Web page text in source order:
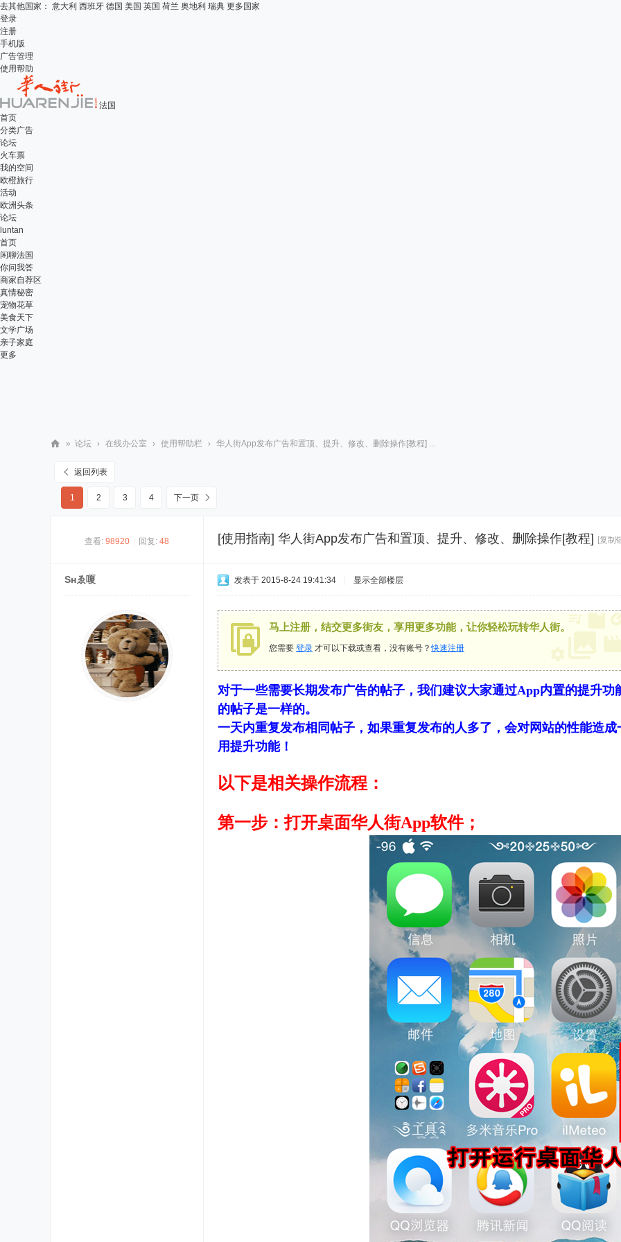
去其他国家： 意大利 西班牙 德国 美国 英国 荷兰 奥地利 瑞典 更多国家
登录
注册
手机版
广告管理
使用帮助
法国
首页
分类广告
论坛
火车票
我的空间
欧橙旅行
活动
欧洲头条
论坛
luntan
首页
闲聊法国
你问我答
商家自荐区
真情秘密
宠物花草
美食天下
文学广场
亲子家庭
更多
» 论坛 › 在线办公室 › 使用帮助栏 › 华人街App发布广告和置顶、提升、修改、删除操作[教程] ...
返回列表
1 2 3 4 下一页
查看: 98920 回复: 48 [使用指南] 华人街App发布广告和置顶、提升、修改、删除操作[教程] [复制
Sнゑ嗄 发表于 2015-8-24 19:41:34 显示全部楼层
马上注册，结交更多街友，享用更多功能，让你轻松玩转华人街。
您需要 登录 才可以下载或查看，没有账号？快速注册
对于一些需要长期发布广告的帖子，我们建议大家通过App内置的提升
的帖子是一样的。
一天内重复发布相同帖子，如果重复发布的人多了，会对网站的性能造
用提升功能！
以下是相关操作流程：
第一步：打开桌面华人街App软件；